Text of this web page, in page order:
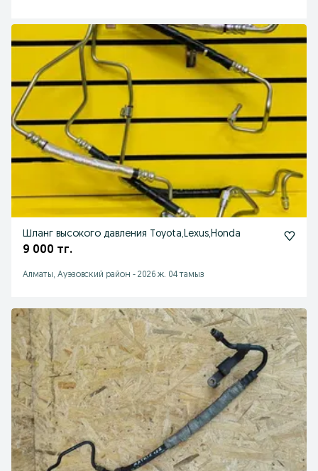
Шланг высокого давления Тoyota,Lexus,Honda
9 000 тг.
Алматы, Ауэзовский район - 2026 ж. 04 тамыз